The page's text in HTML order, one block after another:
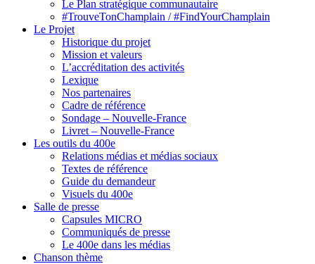
Le Plan stratégique communautaire
#TrouveTonChamplain / #FindYourChamplain
Le Projet
Historique du projet
Mission et valeurs
L’accréditation des activités
Lexique
Nos partenaires
Cadre de référence
Sondage – Nouvelle-France
Livret – Nouvelle-France
Les outils du 400e
Relations médias et médias sociaux
Textes de référence
Guide du demandeur
Visuels du 400e
Salle de presse
Capsules MICRO
Communiqués de presse
Le 400e dans les médias
Chanson thème